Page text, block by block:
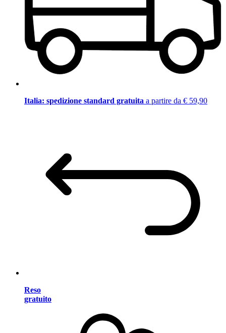
Italia: spedizione standard gratuita a partire da € 59,90
Reso
gratuito